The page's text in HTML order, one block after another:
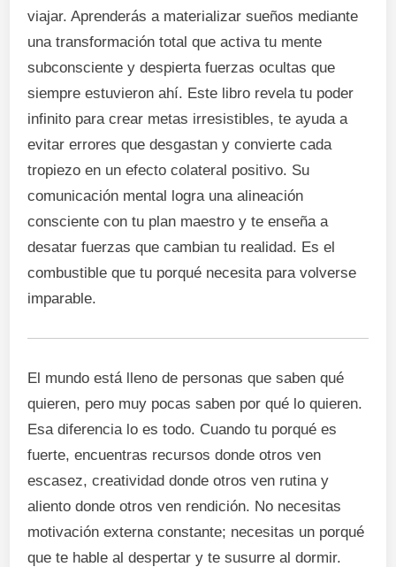
viajar. Aprenderás a materializar sueños mediante
una transformación total que activa tu mente
subconsciente y despierta fuerzas ocultas que
siempre estuvieron ahí. Este libro revela tu poder
infinito para crear metas irresistibles, te ayuda a
evitar errores que desgastan y convierte cada
tropiezo en un efecto colateral positivo. Su
comunicación mental logra una alineación
consciente con tu plan maestro y te enseña a
desatar fuerzas que cambian tu realidad. Es el
combustible que tu porqué necesita para volverse
imparable.
El mundo está lleno de personas que saben qué
quieren, pero muy pocas saben por qué lo quieren.
Esa diferencia lo es todo. Cuando tu porqué es
fuerte, encuentras recursos donde otros ven
escasez, creatividad donde otros ven rutina y
aliento donde otros ven rendición. No necesitas
motivación externa constante; necesitas un porqué
que te hable al despertar y te susurre al dormir.